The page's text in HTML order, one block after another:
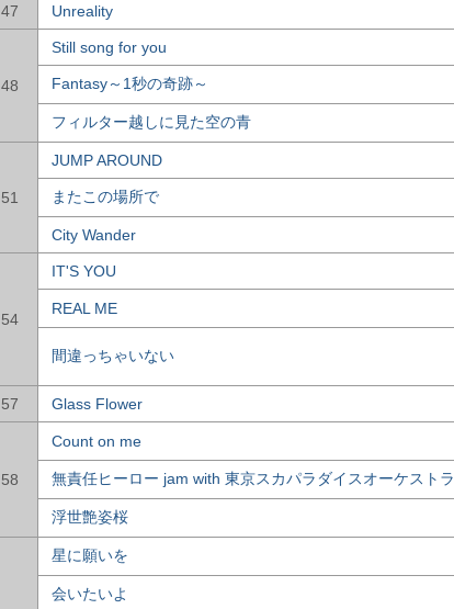
47 Unreality
48
Still song for you
Fantasy～1秒の奇跡～
フィルター越しに見た空の青
51
JUMP AROUND
またこの場所で
City Wander
54
IT'S YOU
REAL ME
間違っちゃいない
57 Glass Flower
58
Count on me
無責任ヒーロー jam with 東京スカパラダイスオーケストラ
浮世艶姿桜
星に願いを
会いたいよ